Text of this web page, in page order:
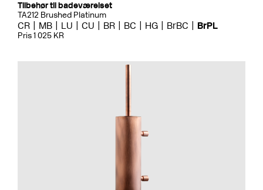
Tilbehør til badeværelset
TA212 Brushed Platinum
CR MB LU CU BR BC HG BrBC BrPL
Pris 1 025 KR